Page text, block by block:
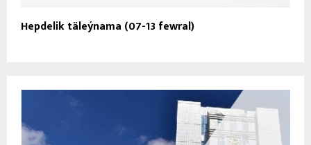
Hepdelik täleýnama (07-13 fewral)